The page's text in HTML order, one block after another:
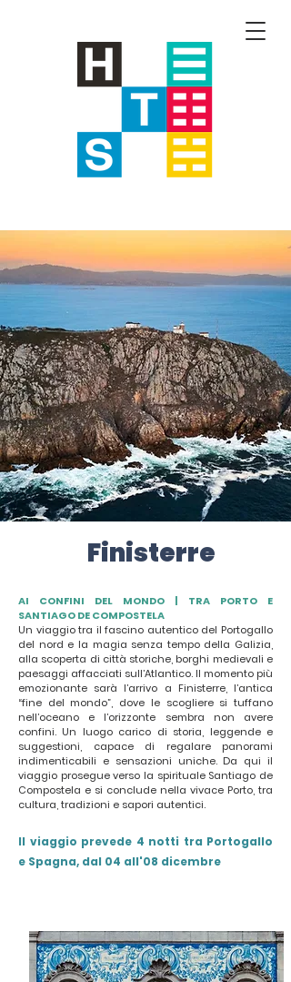
Finisterre
AI CONFINI DEL MONDO | TRA PORTO E
SANTIAGO DE COMPOSTELA
Un viaggio tra il fascino autentico del Portogallo
del nord e la magia senza tempo della Galizia,
alla scoperta di città storiche, borghi medievali e
paesaggi affacciati sull’Atlantico. Il momento più
emozionante sarà l’arrivo a Finisterre, l’antica
“fine del mondo”, dove le scogliere si tuffano
nell’oceano e l’orizzonte sembra non avere
confini. Un luogo carico di storia, leggende e
suggestioni, capace di regalare panorami
indimenticabili e sensazioni uniche. Da qui il
viaggio prosegue verso la spirituale Santiago de
Compostela e si conclude nella vivace Porto, tra
cultura, tradizioni e sapori autentici.
Il viaggio prevede 4 notti tra Portogallo
e Spagna, dal 04 all'08 dicembre